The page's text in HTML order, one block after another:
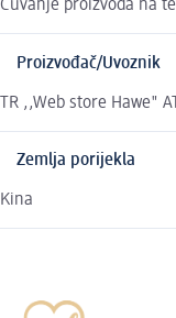
Čuvanje proizvoda na
Proizvođač/Uvoznik
TR ,,Web store Hawe"
Zemlja porijekla
Kina